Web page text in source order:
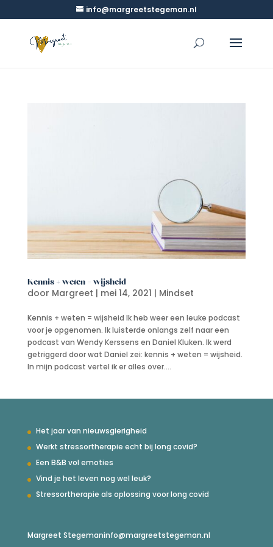
info@margreetstegeman.nl
Kennis + weten = wijsheid
door Margreet | mei 14, 2021 | Mindset
Kennis + weten = wijsheid Ik heb weer een leuke podcast
voor je opgenomen. Ik luisterde onlangs zelf naar een
podcast van Wendy Kerssens en Daniel Kluken. Ik werd
getriggerd door wat Daniel zei: kennis + weten = wijsheid.
In mijn podcast vertel ik er alles over....
Het jaar van nieuwsgierigheid
Werkt stressortherapie echt bij long covid?
Een B&B vol emoties
Vind je het leven nog wel leuk?
Stressortherapie als oplossing voor long covid
Margreet Stegemaninfo@margreetstegeman.nl